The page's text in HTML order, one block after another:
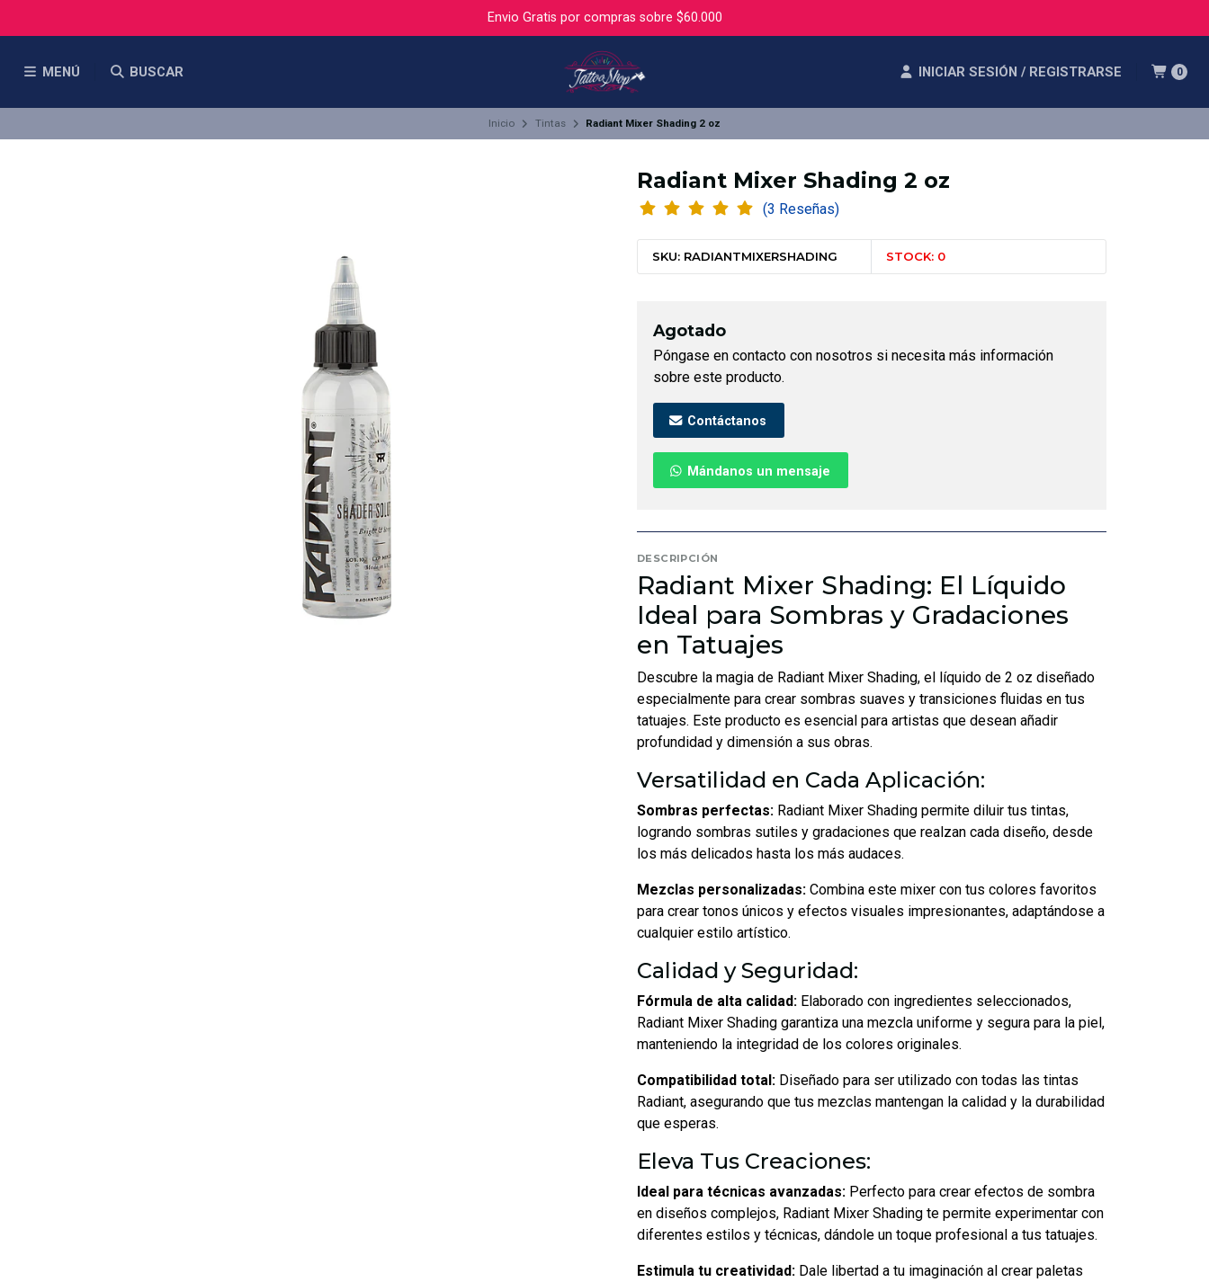
MENÚ BUSCAR INICIAR SESIÓN / REGISTRARSE 0
Envio Gratis por compras sobre $60.000
Inicio Tintas Radiant Mixer Shading 2 oz
Radiant Mixer Shading 2 oz
(3 Reseñas)
SKU: RADIANTMIXERSHADING STOCK: 0
Agotado
Póngase en contacto con nosotros si necesita más información
sobre este producto.
Contáctanos
Mándanos un mensaje
DESCRIPCIÓN
Radiant Mixer Shading: El Líquido
Ideal para Sombras y Gradaciones
en Tatuajes
Descubre la magia de Radiant Mixer Shading, el líquido de 2 oz diseñado
especialmente para crear sombras suaves y transiciones fluidas en tus
tatuajes. Este producto es esencial para artistas que desean añadir
profundidad y dimensión a sus obras.
Versatilidad en Cada Aplicación:
Sombras perfectas: Radiant Mixer Shading permite diluir tus tintas,
logrando sombras sutiles y gradaciones que realzan cada diseño, desde
los más delicados hasta los más audaces.
Mezclas personalizadas: Combina este mixer con tus colores favoritos
para crear tonos únicos y efectos visuales impresionantes, adaptándose a
cualquier estilo artístico.
Calidad y Seguridad:
Fórmula de alta calidad: Elaborado con ingredientes seleccionados,
Radiant Mixer Shading garantiza una mezcla uniforme y segura para la piel,
manteniendo la integridad de los colores originales.
Compatibilidad total: Diseñado para ser utilizado con todas las tintas
Radiant, asegurando que tus mezclas mantengan la calidad y la durabilidad
que esperas.
Eleva Tus Creaciones:
Ideal para técnicas avanzadas: Perfecto para crear efectos de sombra
en diseños complejos, Radiant Mixer Shading te permite experimentar con
diferentes estilos y técnicas, dándole un toque profesional a tus tatuajes.
Estimula tu creatividad: Dale libertad a tu imaginación al crear paletas